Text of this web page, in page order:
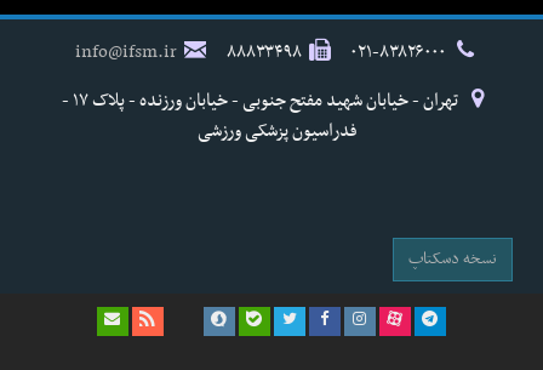
۸۸۸۳۳۴۹۸
info@ifsm.ir
تهران - خیابان شهید مفتح جنوبی - خیابان ورزنده - پلاک ۱۷ -
فدراسیون پزشکی ورزشی
نسخه دسکتاپ